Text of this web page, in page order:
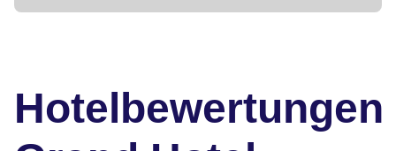
Hotelbewertungen